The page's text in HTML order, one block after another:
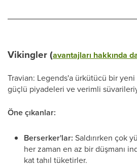
Vikingler (avantajları hakkında
Travian: Legends'a ürkütücü bir
güçlü piyadeleri ve verimli
Öne çıkanlar:
Berserker'lar: Saldırırken çok
her zaman en az bir düşmanı
kat tahıl tüketirler.